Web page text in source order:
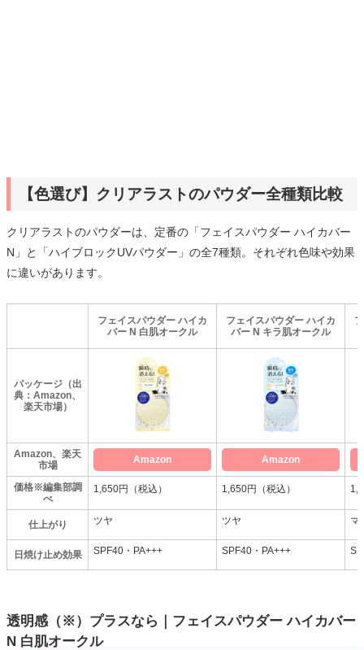
【色選び】クリアラストのパウダー全種類比較
クリアラストのパウダーは、定番の「フェイスパウダー ハイカバー
N」と「ハイブロックUVパウダー」の全7種類。それぞれ色味や効果
に違いがあります。
フェイスパウダー ハイカ
バー N 白肌オークル
フェイスパウダー ハイカ
バー N キラ肌オークル
パッケージ（出
典：Amazon、
楽天市場）
Amazon、楽天
市場
Amazon Amazon
価格※編集部調
べ
1,650円（税込） 1,650円（税込）
仕上がり ツヤ ツヤ マ
日焼け止め効果 SPF40・PA+++ SPF40・PA+++
透明感（※）プラスなら｜フェイスパウダー ハイカバー
N 白肌オークル